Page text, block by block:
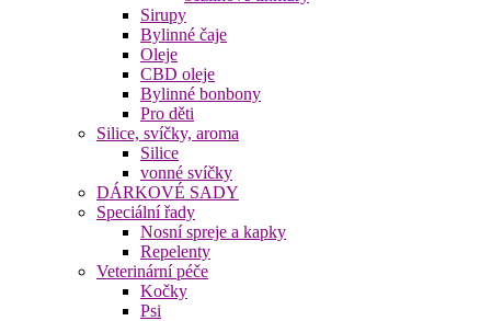
Sirupy
Bylinné čaje
Oleje
CBD oleje
Bylinné bonbony
Pro děti
Silice, svíčky, aroma
Silice
vonné svíčky
DÁRKOVÉ SADY
Speciální řady
Nosní spreje a kapky
Repelenty
Veterinární péče
Kočky
Psi